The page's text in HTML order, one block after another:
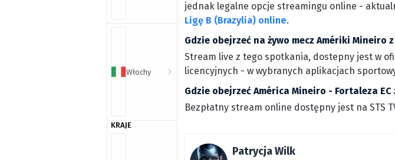
Włochy
KRAJE
jednak legalne opcje streamingu online -
Ligę B (Brazylia) online.
Gdzie obejrzeć na żywo mecz Amériki Mineiro
Stream live z tego spotkania, dostepny jest w
licencyjnych - w wybranych aplikacjach
Gdzie obejrzeć América Mineiro - Fortaleza
Bezpłatny stream online dostępny jest na STS
Patrycja Wilk